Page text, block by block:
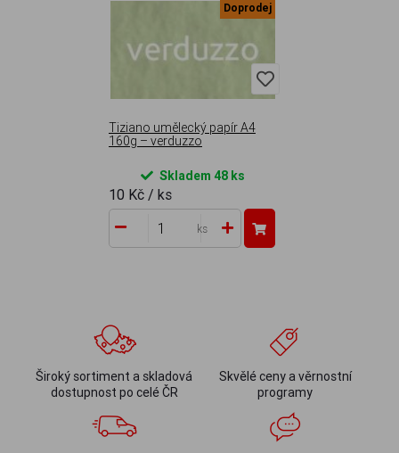
Doprodej
Tiziano umělecký papír A4
160g – verduzzo
Skladem 48 ks
10 Kč / ks
ks
Široký sortiment a skladová
dostupnost po celé ČR
Skvělé ceny a věrnostní
programy